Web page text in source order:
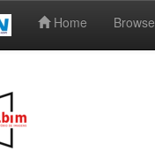
Home Browse